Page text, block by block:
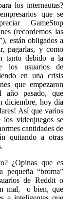
los internautas?
que se
GameStop
(recordemos las
están obligados a
pagarlas, y como
tanto debido a la
los usuarios de
en una crisis
que empezaron
año pasado, que
diciembre, hoy día
Así que varios
los videojuegos se
cantidades de
quitando a otras
¿Opinas que es
pequeña “broma”
de Reddit o
mal,
o bien, que